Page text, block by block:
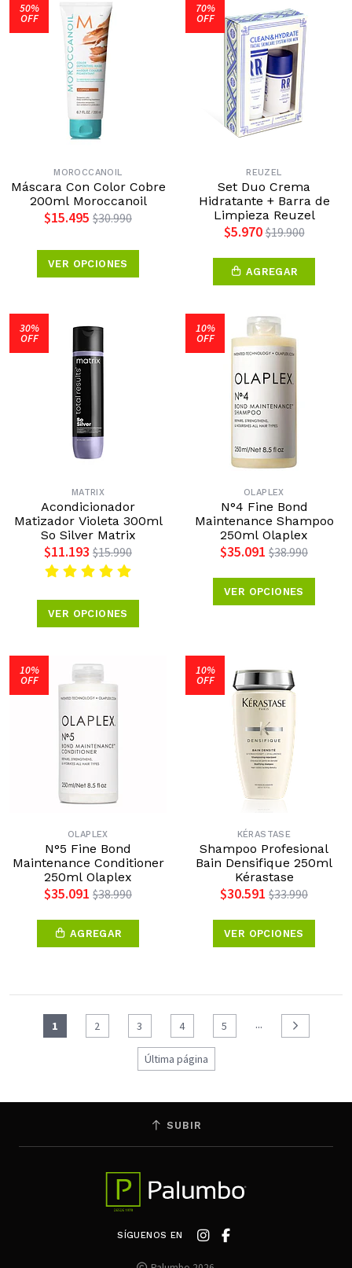
50%
OFF
MOROCCANOIL
Máscara Con Color Cobre
200ml Moroccanoil
$15.495 $30.990
VER OPCIONES
70%
OFF
REUZEL
Set Duo Crema
Hidratante + Barra de
Limpieza Reuzel
$5.970 $19.900
AGREGAR
30%
OFF
MATRIX
Acondicionador
Matizador Violeta 300ml
So Silver Matrix
$11.193 $15.990
VER OPCIONES
10%
OFF
OLAPLEX
N°4 Fine Bond
Maintenance Shampoo
250ml Olaplex
$35.091 $38.990
VER OPCIONES
10%
OFF
OLAPLEX
N°5 Fine Bond
Maintenance Conditioner
250ml Olaplex
$35.091 $38.990
AGREGAR
10%
OFF
KÉRASTASE
Shampoo Profesional
Bain Densifique 250ml
Kérastase
$30.591 $33.990
VER OPCIONES
1 2 3 4 5 ...
Última página
SUBIR
SÍGUENOS EN